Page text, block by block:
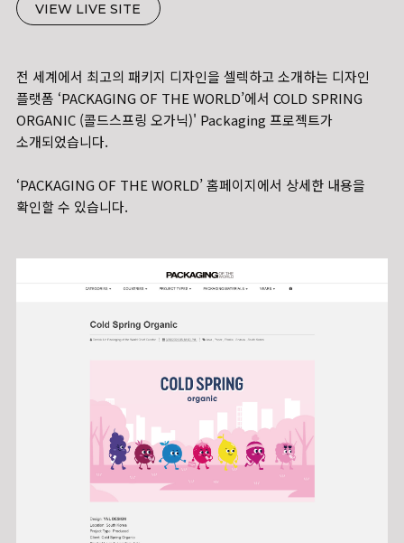
VIEW LIVE SITE
전 세계에서 최고의 패키지 디자인을 셀렉하고 소개하는 디자인
플랫폼 ‘PACKAGING OF THE WORLD’에서 COLD SPRING
ORGANIC (콜드스프링 오가닉)' Packaging 프로젝트가
소개되었습니다.
‘PACKAGING OF THE WORLD’ 홈페이지에서 상세한 내용을
확인할 수 있습니다.